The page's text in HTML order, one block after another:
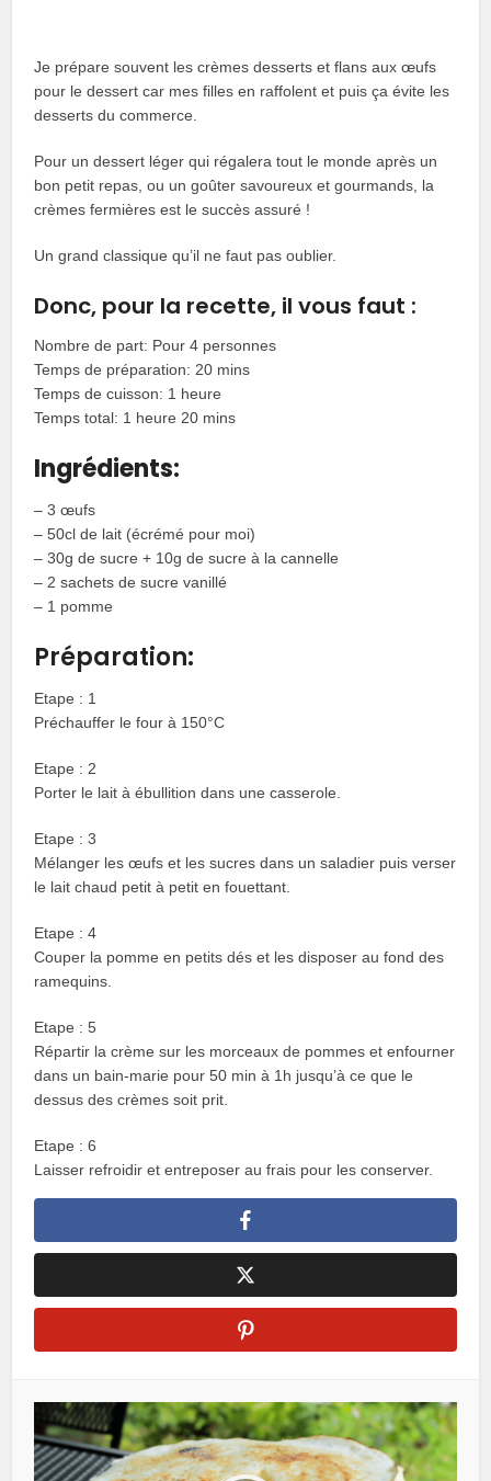
Je prépare souvent les crèmes desserts et flans aux œufs
pour le dessert car mes filles en raffolent et puis ça évite les
desserts du commerce.
Pour un dessert léger qui régalera tout le monde après un
bon petit repas, ou un goûter savoureux et gourmands, la
crèmes fermières est le succès assuré !
Un grand classique qu’il ne faut pas oublier.
Donc, pour la recette, il vous faut :
Nombre de part: Pour 4 personnes
Temps de préparation: 20 mins
Temps de cuisson: 1 heure
Temps total: 1 heure 20 mins
Ingrédients:
– 3 œufs
– 50cl de lait (écrémé pour moi)
– 30g de sucre + 10g de sucre à la cannelle
– 2 sachets de sucre vanillé
– 1 pomme
Préparation:
Etape : 1
Préchauffer le four à 150°C
Etape : 2
Porter le lait à ébullition dans une casserole.
Etape : 3
Mélanger les œufs et les sucres dans un saladier puis verser
le lait chaud petit à petit en fouettant.
Etape : 4
Couper la pomme en petits dés et les disposer au fond des
ramequins.
Etape : 5
Répartir la crème sur les morceaux de pommes et enfourner
dans un bain-marie pour 50 min à 1h jusqu’à ce que le
dessus des crèmes soit prit.
Etape : 6
Laisser refroidir et entreposer au frais pour les conserver.